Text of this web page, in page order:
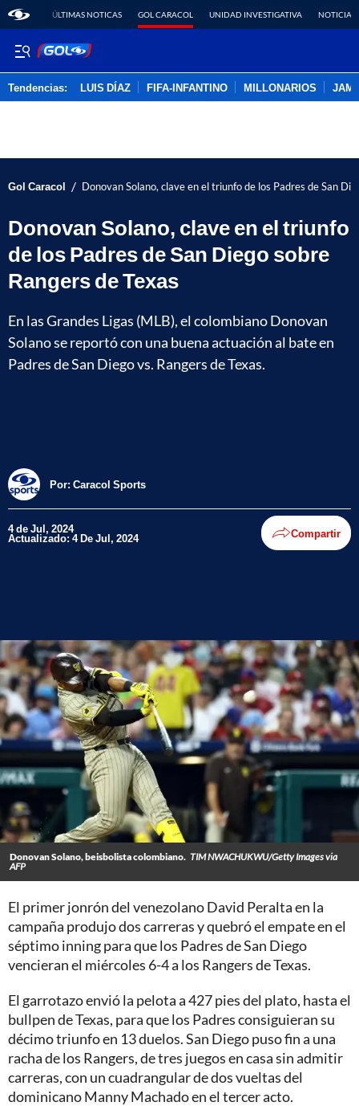
ÚLTIMAS NOTICAS GOL CARACOL UNIDAD INVESTIGATIVA NOTICIAS
Tendencias: LUIS DÍAZ FIFA-INFANTINO MILLONARIOS
Gol Caracol / Donovan Solano, clave en el triunfo de los Padres de San
Donovan Solano, clave en el triunfo
de los Padres de San Diego sobre
Rangers de Texas
En las Grandes Ligas (MLB), el colombiano Donovan
Solano se reportó con una buena actuación al bate en
Padres de San Diego vs. Rangers de Texas.
Por: Caracol Sports
4 de Jul, 2024
Actualizado: 4 De Jul, 2024 Compartir
Donovan Solano, beisbolista colombiano. TIM NWACHUKWU/Getty Images via
AFP
El primer jonrón del venezolano David Peralta en la
campaña produjo dos carreras y quebró el empate en el
séptimo inning para que los Padres de San Diego
vencieran el miércoles 6-4 a los Rangers de Texas.
El garrotazo envió la pelota a 427 pies del plato, hasta el
bullpen de Texas, para que los Padres consiguieran su
décimo triunfo en 13 duelos. San Diego puso fin a una
racha de los Rangers, de tres juegos en casa sin admitir
carreras, con un cuadrangular de dos vueltas del
dominicano Manny Machado en el tercer acto.